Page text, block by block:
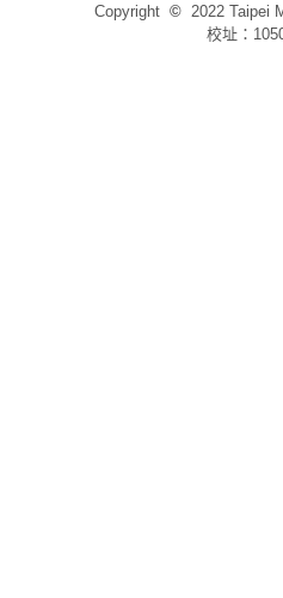
Copyright © 2022 Taipei
校址：